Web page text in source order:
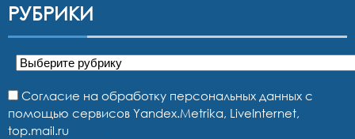
РУБРИКИ
Рубрики
Согласие на обработку персональных данных с
помощью сервисов Yandex.Metrika, LiveInternet,
top.mail.ru